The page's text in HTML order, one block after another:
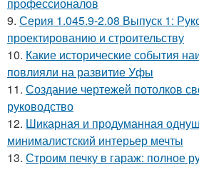
профессионалов
9. Серия 1.045.9-2.08 Выпуск 1:
проектированию и строительству
10. Какие исторические события
повлияли на развитие Уфы
11. Создание чертежей потолков
руководство
12. Шикарная и продуманная
минималистский интерьер мечты
13. Строим печку в гараж: полное